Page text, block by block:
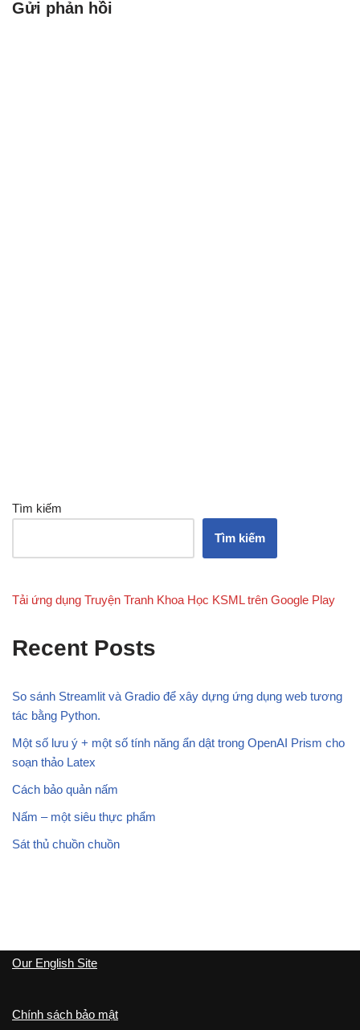
Gửi phản hồi
Tìm kiếm
Tìm kiếm
Tải ứng dụng Truyện Tranh Khoa Học KSML trên Google Play
Recent Posts
So sánh Streamlit và Gradio để xây dựng ứng dụng web tương
tác bằng Python.
Một số lưu ý + một số tính năng ẩn dật trong OpenAI Prism cho
soạn thảo Latex
Cách bảo quản nấm
Nấm – một siêu thực phẩm
Sát thủ chuồn chuồn
Our English Site
Chính sách bảo mật